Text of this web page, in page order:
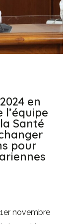
en
Santé
pour
novembre